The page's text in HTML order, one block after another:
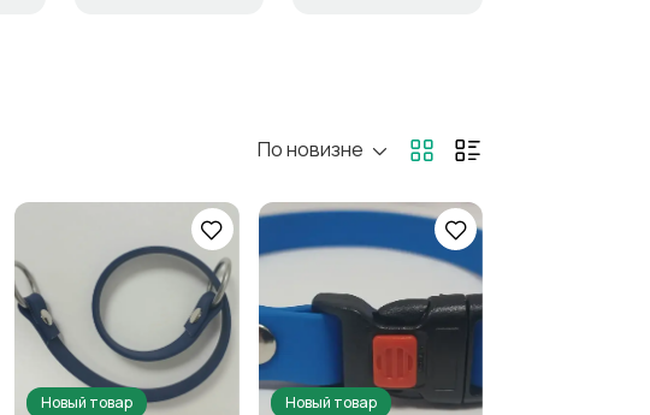
По новизне
Новый товар Новый товар